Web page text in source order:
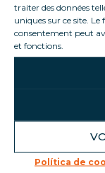
traiter des données
uniques sur ce site.
consentement peut
et fonctions.
Política de
El quiosco
respetuosas
imprimen sólo
pantalla y la
Service,
montado en